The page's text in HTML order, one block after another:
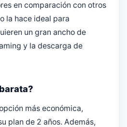
en comparación con otros
la hace ideal para
un gran ancho de
y la descarga de
más económica,
plan de 2 años. Además,